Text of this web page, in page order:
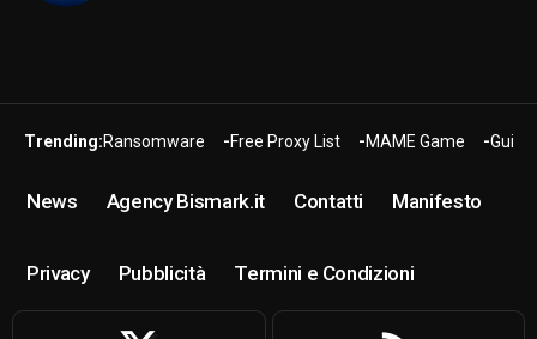
Trending:Ransomware Free Proxy List MAME Game Guide
News Agency Bismark.it Contatti Manifesto
Privacy Pubblicità Termini e Condizioni